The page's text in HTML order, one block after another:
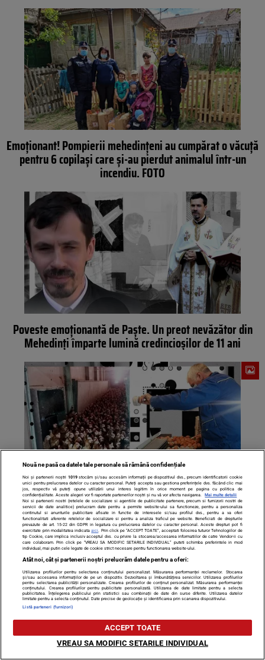
Emoționant! Pompierii mehedinţeni au cumpărat o văcuţă
pentru 6 copilaşi care şi-au pierdut animalul într-un
incendiu. FOTO
Poveste emoționantă de Paște. Un preot nevăzător din
Mehedinți împarte lumină credincioșilor de 11 ani
Cum arată Paștele, „în culise”. Am pătruns în „fabrica”
de ouă
Nouă ne pasă ca datele tale personale să rămână confidențiale
Noi și partenerii noștri 1019stocăm și/sau accesăm informații pe dispozitivul dvs., precum identificatorii cookie
unici pentru prelucrarea datelor cu caracter personal. Puteți accepta sau gestiona preferințele dvs. făcând clic mai
jos, respectiv vă puteți opune utilizării unui interes legitim în orice moment pe pagina cu politica de
confidențialitate. Aceste alegeri vor fi raportate partenerilor noștri și nu vă vor afecta navigarea.
Mai multe detalii
Noi si partenerii nostri (retelele de socializare si agentiile de publicitate partenere, precum si furnizorii nostri de
servicii de date analitice) prelucram date pentru a permite website-ului sa functioneze, pentru a personaliza
continutul si anunturile publicitare afisate in functie de interesele si/sau profilul dvs., pentru a va oferi
functionalitati aferente retelelor de socializare si pentru a analiza traficul pe website. Beneficiati de drepturile
prevazute de art. 15-22 din GDPR in legatura cu prelucrarea datelor cu caracter personal. Aceste drepturi pot fi
exercitate prin modalitatea indicataaici . Prin click pe “ACCEPT TOATE”, acceptati folosirea tuturor Tehnologiilor de
tip Cookie, care implica inclusiv acceptul dvs. cu privire la stocarea/accesarea informatiilor de catre Vendor-ii cu
care colaboram. Prin click pe “VREAU SA MODIFIC SETARILE INDIVIDUAL” puteti schimba preferintele in mod
individual, mai putin cele legate de cookie strict necesare pentru functionarea website-ului.
Atât noi, cât și partenerii noștri prelucrăm datele pentru a oferi:
Utilizarea profilurilor pentru selectarea conținutului personalizat. Măsurarea performanței reclamelor. Stocarea
și/sau accesarea informațiilor de pe un dispozitiv. Dezvoltarea și îmbunătățirea serviciilor. Utilizarea profilurilor
pentru selectarea publicității personalizate. Crearea profilurilor de conținut personalizat. Măsurarea performanței
conținutului. Crearea profilurilor pentru publicitate personalizată. Utilizarea de date limitate pentru a selecta
publicitatea. Înțelegerea publicului prin statistici sau combinații de date din surse diferite. Utilizarea datelor
limitate pentru a selecta conținutul. Date precise de geolocație și identificarea prin scanarea dispozitivului.
Listă parteneri (furnizori)
ACCEPT TOATE
VREAU SA MODIFIC SETARILE INDIVIDUAL